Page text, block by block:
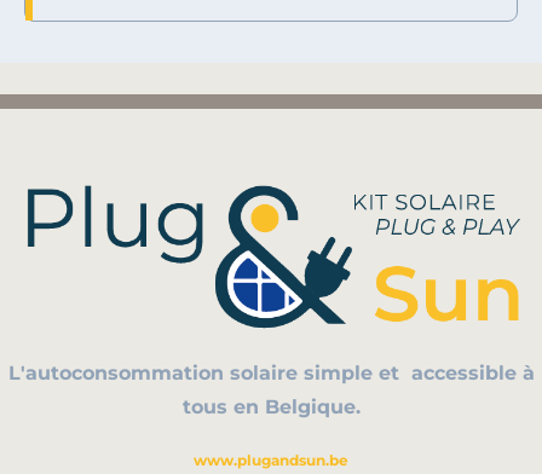
L'autoconsommation solaire simple et accessible à
tous en Belgique.
www.plugandsun.be